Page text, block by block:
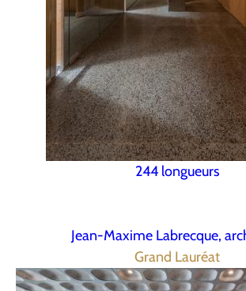
244 longueurs
Jean-Maxime Labrecque,
Grand Lauréat